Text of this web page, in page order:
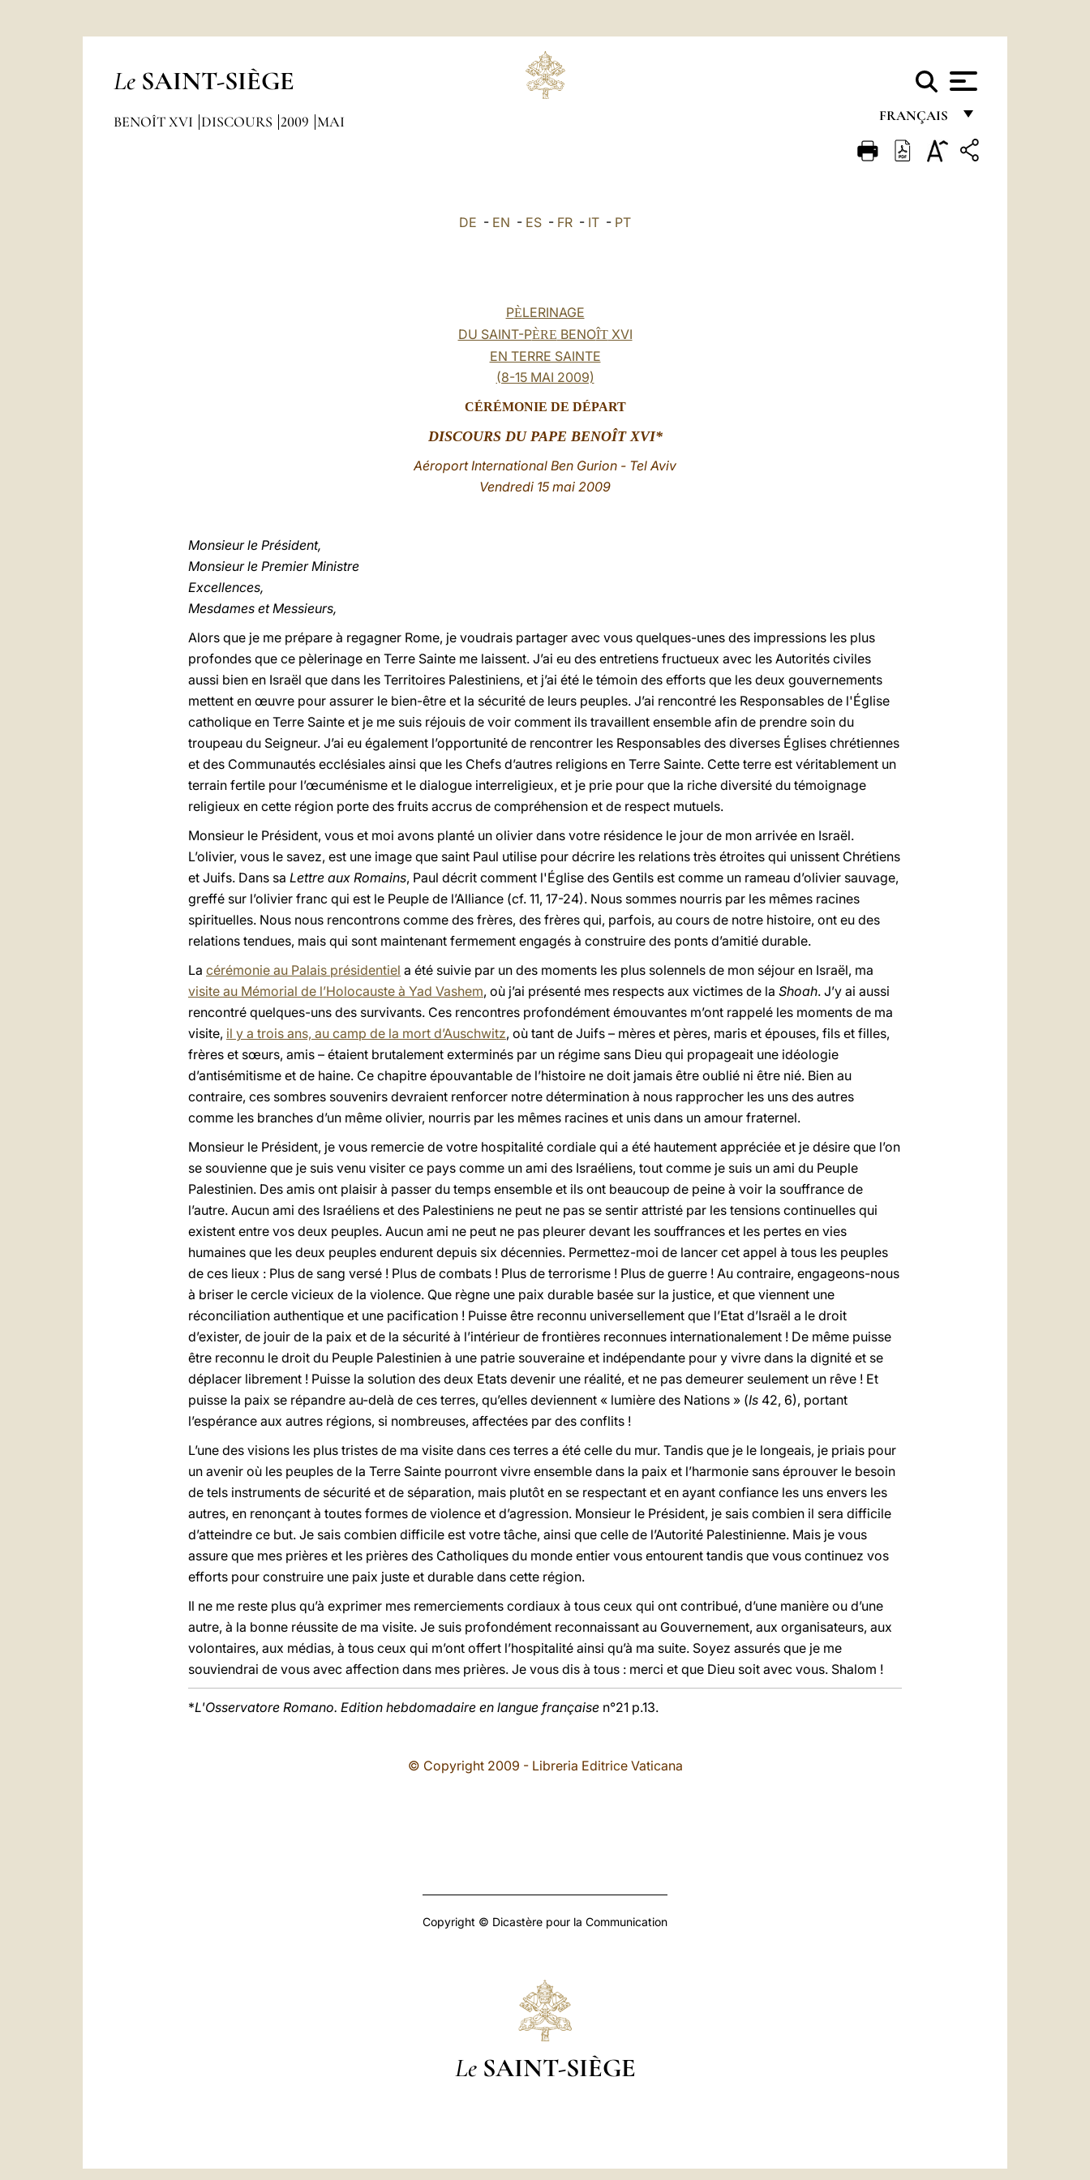
Le SAINT-SIÈGE
FRANÇAIS
FRANÇAIS
BENOÎT XVI DISCOURS 2009 MAI
DE - EN - ES - FR - IT - PT
PÈLERINAGE
DU SAINT-PÈRE BENOÎTXVI
EN TERRE SAINTE
(8-15 MAI 2009)
CÉRÉMONIE DE DÉPART
DISCOURSDU PAPE BENOÎT XVI*
Aéroport International Ben Gurion - Tel Aviv
Vendredi 15 mai 2009
Monsieur le Président,
Monsieur le Premier Ministre
Excellences,
Mesdames et Messieurs,
Alors que je me prépare à regagner Rome, je voudrais partager avec vous quelques-unes des impressions les plus
profondes que ce pèlerinage en Terre Sainte me laissent. J’ai eu des entretiens fructueux avec les Autorités civiles
aussi bien en Israël que dans les Territoires Palestiniens, et j’ai été le témoin des efforts que les deux gouvernements
mettent en œuvre pour assurer le bien-être et la sécurité de leurs peuples. J’ai rencontré les Responsables de l'Église
catholique en Terre Sainte et je me suis réjouis de voir comment ils travaillent ensemble afin de prendre soin du
troupeau du Seigneur. J’ai eu également l’opportunité de rencontrer les Responsables des diverses Églises chrétiennes
et des Communautés ecclésiales ainsi que les Chefs d’autres religions en Terre Sainte. Cette terre est véritablement un
terrain fertile pour l’œcuménisme et le dialogue interreligieux, et je prie pour que la riche diversité du témoignage
religieux en cette région porte des fruits accrus de compréhension et de respect mutuels.
Monsieur le Président, vous et moi avons planté un olivier dans votre résidence le jour de mon arrivée en Israël.
L’olivier, vous le savez, est une image que saint Paul utilise pour décrire les relations très étroites qui unissent Chrétiens
et Juifs. Dans sa Lettre aux Romains, Paul décrit comment l'Église des Gentils est comme un rameau d’olivier sauvage,
greffé sur l’olivier franc qui est le Peuple de l’Alliance (cf. 11, 17-24). Nous sommes nourris par les mêmes racines
spirituelles. Nous nous rencontrons comme des frères, des frères qui, parfois, au cours de notre histoire, ont eu des
relations tendues, mais qui sont maintenant fermement engagés à construire des ponts d’amitié durable.
La cérémonie au Palais présidentiel a été suivie par un des moments les plus solennels de mon séjour en Israël, ma
visite au Mémorial de l’Holocauste à Yad Vashem, où j’ai présenté mes respects aux victimes de la Shoah. J’y ai aussi
rencontré quelques-uns des survivants. Ces rencontres profondément émouvantes m’ont rappelé les moments de ma
visite, il y a trois ans, au camp de la mort d’Auschwitz, où tant de Juifs – mères et pères, maris et épouses, fils et filles,
frères et sœurs, amis – étaient brutalement exterminés par un régime sans Dieu qui propageait une idéologie
d’antisémitisme et de haine. Ce chapitre épouvantable de l’histoire ne doit jamais être oublié ni être nié. Bien au
contraire, ces sombres souvenirs devraient renforcer notre détermination à nous rapprocher les uns des autres
comme les branches d’un même olivier, nourris par les mêmes racines et unis dans un amour fraternel.
Monsieur le Président, je vous remercie de votre hospitalité cordiale qui a été hautement appréciée et je désire que l’on
se souvienne que je suis venu visiter ce pays comme un ami des Israéliens, tout comme je suis un ami du Peuple
Palestinien. Des amis ont plaisir à passer du temps ensemble et ils ont beaucoup de peine à voir la souffrance de
l’autre. Aucun ami des Israéliens et des Palestiniens ne peut ne pas se sentir attristé par les tensions continuelles qui
existent entre vos deux peuples. Aucun ami ne peut ne pas pleurer devant les souffrances et les pertes en vies
humaines que les deux peuples endurent depuis six décennies. Permettez-moi de lancer cet appel à tous les peuples
de ces lieux : Plus de sang versé ! Plus de combats ! Plus de terrorisme ! Plus de guerre ! Au contraire, engageons-nous
à briser le cercle vicieux de la violence. Que règne une paix durable basée sur la justice, et que viennent une
réconciliation authentique et une pacification ! Puisse être reconnu universellement que l’Etat d’Israël a le droit
d’exister, de jouir de la paix et de la sécurité à l’intérieur de frontières reconnues internationalement ! De même puisse
être reconnu le droit du Peuple Palestinien à une patrie souveraine et indépendante pour y vivre dans la dignité et se
déplacer librement ! Puisse la solution des deux Etats devenir une réalité, et ne pas demeurer seulement un rêve ! Et
puisse la paix se répandre au-delà de ces terres, qu’elles deviennent « lumière des Nations » (Is 42, 6), portant
l’espérance aux autres régions, si nombreuses, affectées par des conflits !
L’une des visions les plus tristes de ma visite dans ces terres a été celle du mur. Tandis que je le longeais, je priais pour
un avenir où les peuples de la Terre Sainte pourront vivre ensemble dans la paix et l’harmonie sans éprouver le besoin
de tels instruments de sécurité et de séparation, mais plutôt en se respectant et en ayant confiance les uns envers les
autres, en renonçant à toutes formes de violence et d’agression. Monsieur le Président, je sais combien il sera difficile
d’atteindre ce but. Je sais combien difficile est votre tâche, ainsi que celle de l’Autorité Palestinienne. Mais je vous
assure que mes prières et les prières des Catholiques du monde entier vous entourent tandis que vous continuez vos
efforts pour construire une paix juste et durable dans cette région.
Il ne me reste plus qu’à exprimer mes remerciements cordiaux à tous ceux qui ont contribué, d’une manière ou d’une
autre, à la bonne réussite de ma visite. Je suis profondément reconnaissant au Gouvernement, aux organisateurs, aux
volontaires, aux médias, à tous ceux qui m’ont offert l’hospitalité ainsi qu’à ma suite. Soyez assurés que je me
souviendrai de vous avec affection dans mes prières. Je vous dis à tous : merci et que Dieu soit avec vous. Shalom !
*L'Osservatore Romano. Edition hebdomadaire en langue française n°21 p.13.
© Copyright 2009 - Libreria Editrice Vaticana
Copyright © Dicastère pour la Communication
Le SAINT-SIÈGE